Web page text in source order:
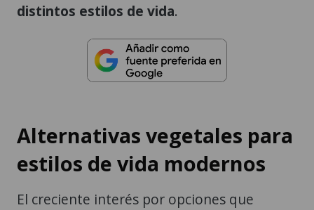
distintos estilos de vida.
Alternativas vegetales para
estilos de vida modernos
El creciente interés por opciones que